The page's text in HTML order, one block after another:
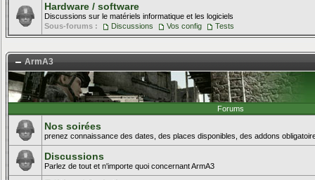
Hardware / software
Discussions sur le matériels informatique et les logiciels
Sous-forums :
Discussions Vos config Tests
ArmA3
Forums
Nos soirées
prenez connaissance des dates, des places disponibles, des addons
Discussions
Parlez de tout et n'importe quoi concernant ArmA3